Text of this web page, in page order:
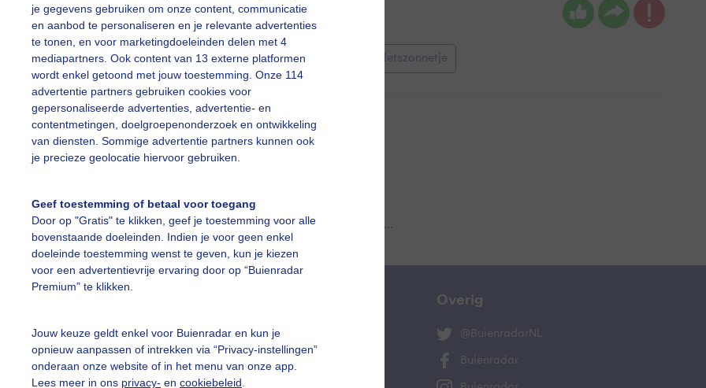
je gegevens gebruiken om onze content, communicatie
en aanbod te personaliseren en je relevante advertenties
te tonen, en voor marketingdoeleinden delen met 4
mediapartners. Ook content van 13 externe platformen
wordt enkel getoond met jouw toestemming. Onze 114
advertentie partners gebruiken cookies voor
gepersonaliseerde advertenties, advertentie- en
contentmetingen, doelgroepenonderzoek en ontwikkeling
van diensten. Sommige advertentie partners kunnen ook
je precieze geolocatie hiervoor gebruiken.
Geef toestemming of betaal voor toegang
Door op "Gratis" te klikken, geef je toestemming voor alle
bovenstaande doeleinden. Indien je voor geen enkel
doeleinde toestemming wenst te geven, kun je kiezen
voor een advertentievrije ervaring door op “Buienradar
Premium” te klikken.
Jouw keuze geldt enkel voor Buienradar en kun je
opnieuw aanpassen of intrekken via “Privacy-instellingen”
onderaan onze website of in het menu van onze app.
Lees meer in ons privacy- en cookiebeleid
ria brasser Gemaakt: 17-03-2023, 152x bekeken
Lichtbewolktelucht Afentoefletszonnetje
slideshow
Een moment geduld aub...
vragen
De Bilt
Overig
@BuienradarNL
Buienradar